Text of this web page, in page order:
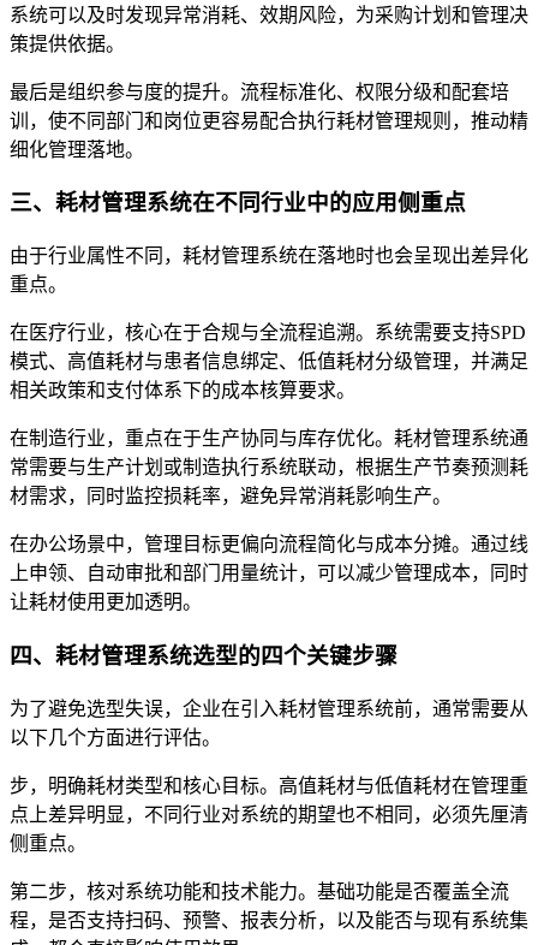
系统可以及时发现异常消耗、效期风险，为采购计划和管理决
策提供依据。
最后是组织参与度的提升。流程标准化、权限分级和配套培
训，使不同部门和岗位更容易配合执行耗材管理规则，推动精
细化管理落地。
三、耗材管理系统在不同行业中的应用侧重点
由于行业属性不同，耗材管理系统在落地时也会呈现出差异化
重点。
在医疗行业，核心在于合规与全流程追溯。系统需要支持SPD
模式、高值耗材与患者信息绑定、低值耗材分级管理，并满足
相关政策和支付体系下的成本核算要求。
在制造行业，重点在于生产协同与库存优化。耗材管理系统通
常需要与生产计划或制造执行系统联动，根据生产节奏预测耗
材需求，同时监控损耗率，避免异常消耗影响生产。
在办公场景中，管理目标更偏向流程简化与成本分摊。通过线
上申领、自动审批和部门用量统计，可以减少管理成本，同时
让耗材使用更加透明。
四、耗材管理系统选型的四个关键步骤
为了避免选型失误，企业在引入耗材管理系统前，通常需要从
以下几个方面进行评估。
步，明确耗材类型和核心目标。高值耗材与低值耗材在管理重
点上差异明显，不同行业对系统的期望也不相同，必须先厘清
侧重点。
第二步，核对系统功能和技术能力。基础功能是否覆盖全流
程，是否支持扫码、预警、报表分析，以及能否与现有系统集